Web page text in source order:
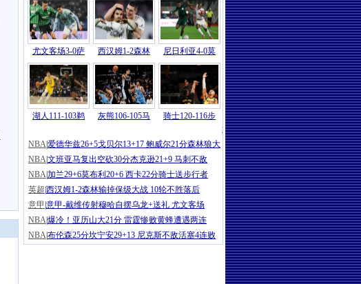
尤文客场3-0萨 西汉姆1-2森林 尼日利亚4-0莫
湖人111-103鹈 灰熊106-105马
骑士120-116步
湖人|詹姆斯30+8+8东契奇30+10 艾顿
NBA爱德华兹26+5戈贝尔13+17 鲍威尔21分森林狼大
NBA文班亚马复出空砍30分杰克逊21+9 马刺不敌
NBA加兰29+6莫布利20+6 西卡22分骑士送步行者
英超 西汉姆1-2森林输掉保级大战 10轮不胜落后
意甲 意甲-戴维传射穆哈自摆乌龙+送礼 尤文客场
NBA爆冷！亚历山大21分 雷霆惨败黄蜂遭遇两连
NBA布伦森25分坎宁安29+13 尼克斯不敌活塞4连败